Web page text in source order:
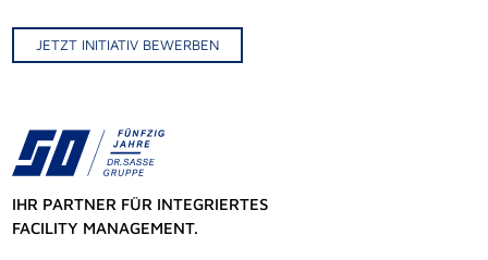
JETZT INITIATIV BEWERBEN
IHR PARTNER FÜR INTEGRIERTES
FACILITY MANAGEMENT.